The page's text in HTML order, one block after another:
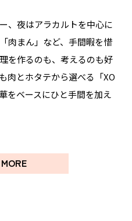
、夜はアラカルトを中心に
肉まん」など、手間暇を惜
を作るのも、考えるのも好
肉とホタテから選べる「XO
をベースにひと手間を加え